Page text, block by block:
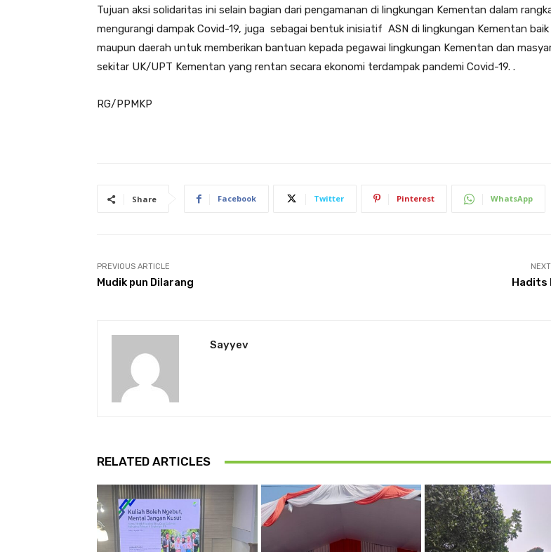
Tujuan aksi solidaritas ini selain bagian dari pengamanan di lingkungan Kementan dalam
mengurangi dampak Covid-19, juga sebagai bentuk inisiatif ASN di lingkungan Kementan
maupun daerah untuk memberikan bantuan kepada pegawai lingkungan Kementan dan
sekitar UK/UPT Kementan yang rentan secara ekonomi terdampak pandemi Covid-19. .
RG/PPMKP
Share Facebook Twitter Pinterest WhatsApp
PREVIOUS ARTICLE
Mudik pun Dilarang Hadits
Sayyev
RELATED ARTICLES